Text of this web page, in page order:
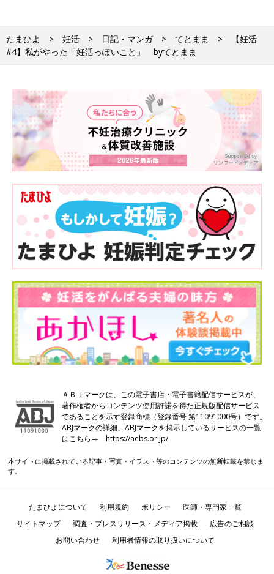
たまひよ 妊活 日記・マンガ てとまま
【妊活
#4】私がやった「妊活っぽいこと」 byてとまま
ＡＢＪマークは、この電子書店・電子書籍配信サービスが、
著作権者からコンテンツ使用許諾を得た正規版配信サービス
であることを示す登録商標（登録番号 第11091000号）です。
ABJマークの詳細、ABJマークを掲示しているサービスの一覧
はこちら→https://aebs.or.jp/
本サイトに掲載されている記事・写真・イラスト等のコンテンツの無断転載を禁じま
す。
たまひよについて 利用規約 ポリシー
医師・専門家一覧
サイトマップ
調査・プレスリリース・メディア掲載
広告のご相談
お問い合わせ
利用者情報の取り扱いについて